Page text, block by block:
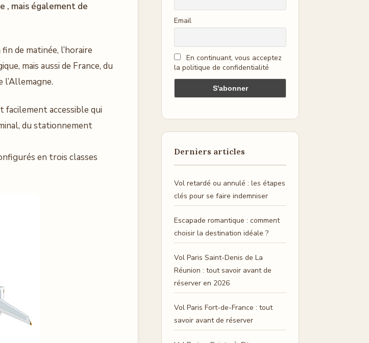
, mais également de
fin de matinée, l’horaire
mais aussi de France, du
l’Allemagne.
accessible qui
du stationnement
en trois classes
Email
En continuant, vous acceptez
la politique de confidentialité
Derniers articles
Vol retardé ou annulé : les étapes
clés pour se faire indemniser
Escapade romantique : comment
choisir la destination idéale ?
Vol Paris Saint-Denis de La
Réunion : tout savoir avant de
réserver en 2026
Vol Paris Fort-de-France : tout
savoir avant de réserver